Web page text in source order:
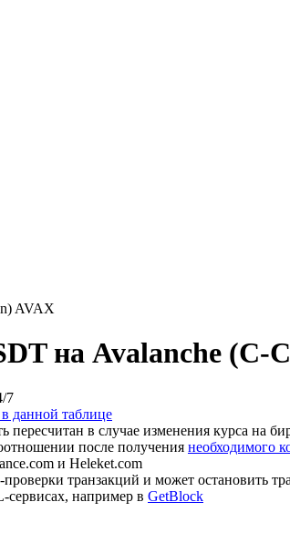
AVAX
на Avalanche (C-
7
данной таблице
в случае изменения курса на
после получения необходимого
и Heleket.com
транзакций и может остановить
сервисах, например в GetBlock